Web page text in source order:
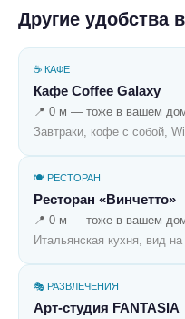
Другие удобства
☕ КАФЕ
Кафе Coffee Galaxy
📍 0 м — тоже в вашем
Завтраки, кофе с собой,
🍽️ РЕСТОРАН
Ресторан «Винчетто»
📍 0 м — тоже в вашем
Итальянская кухня, вид
🎭 РАЗВЛЕЧЕНИЯ
Арт-студия FANTASIA